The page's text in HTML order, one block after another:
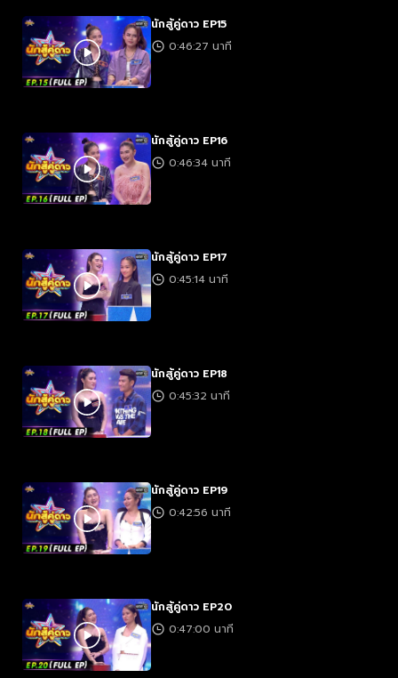
นักสู้คู่ดาว EP15
0:46:27 นาที
นักสู้คู่ดาว EP16
0:46:34 นาที
นักสู้คู่ดาว EP17
0:45:14 นาที
นักสู้คู่ดาว EP18
0:45:32 นาที
นักสู้คู่ดาว EP19
0:42:56 นาที
นักสู้คู่ดาว EP20
0:47:00 นาที